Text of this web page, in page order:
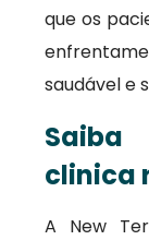
que os
saudável e
clinica
A New